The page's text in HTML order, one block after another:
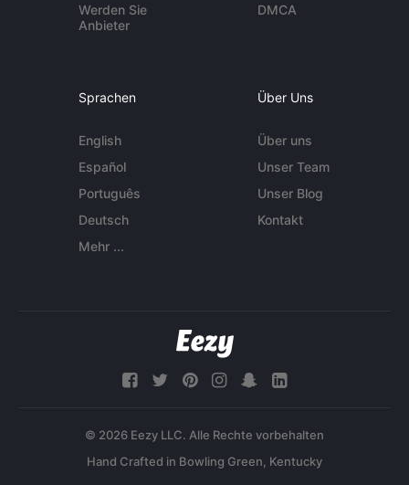
Werden Sie
Anbieter
DMCA
Sprachen
English
Español
Português
Deutsch
Mehr ...
Über Uns
Über uns
Unser Team
Unser Blog
Kontakt
© 2026 Eezy LLC. Alle Rechte vorbehalten